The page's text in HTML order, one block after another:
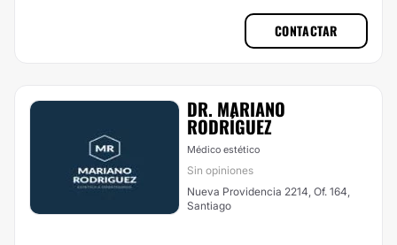
CONTACTAR
DR. MARIANO
RODRÍGUEZ
Médico estético
Sin opiniones
Nueva Providencia 2214, Of. 164,
Santiago